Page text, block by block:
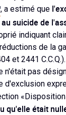
, a estimé que
suicide de
indiquant
de la
et 2441
n'était pas
d'exclusion
qu'elle était